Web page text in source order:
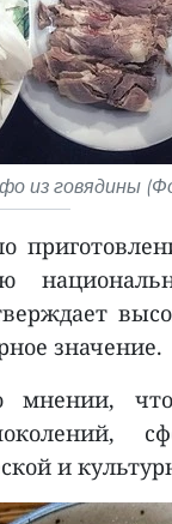
из говядины
значение.
мнении,
и